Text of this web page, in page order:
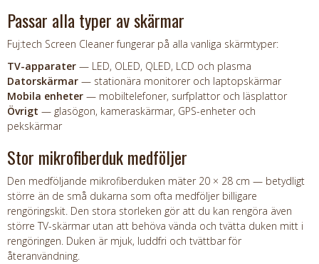
Passar alla typer av skärmar
Fuj:tech Screen Cleaner fungerar på alla vanliga skärmtyper:
TV-apparater — LED, OLED, QLED, LCD och plasma
Datorskärmar — stationära monitorer och laptopskärmar
Mobila enheter — mobiltelefoner, surfplattor och läsplattor
Övrigt — glasögon, kameraskärmar, GPS-enheter och
pekskärmar
Stor mikrofiberduk medföljer
Den medföljande mikrofiberduken mäter 20 × 28 cm — betydligt
större än de små dukarna som ofta medföljer billigare
rengöringskit. Den stora storleken gör att du kan rengöra även
större TV-skärmar utan att behöva vända och tvätta duken mitt i
rengöringen. Duken är mjuk, luddfri och tvättbar för
återanvändning.